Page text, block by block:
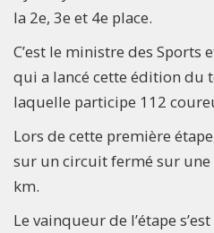
la 2e, 3e et 4e place.
C’est le ministre des Sports
qui a lancé cette édition du
laquelle participe 112
Lors de cette première
sur un circuit fermé sur
km.
Le vainqueur de l’étape